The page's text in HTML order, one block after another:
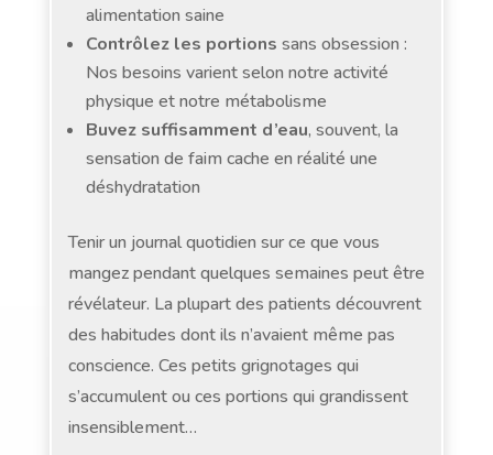
alimentation saine
Contrôlez les portions sans obsession :
Nos besoins varient selon notre activité
physique et notre métabolisme
Buvez suffisamment d’eau, souvent, la
sensation de faim cache en réalité une
déshydratation
Tenir un journal quotidien sur ce que vous
mangez pendant quelques semaines peut être
révélateur. La plupart des patients découvrent
des habitudes dont ils n’avaient même pas
conscience. Ces petits grignotages qui
s’accumulent ou ces portions qui grandissent
insensiblement…